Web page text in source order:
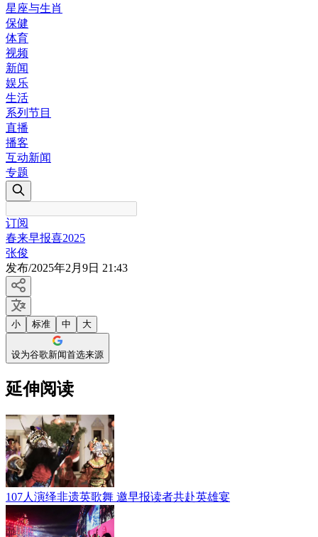
星座与生肖
保健
体育
视频
新闻
娱乐
生活
系列节目
直播
播客
互动新闻
专题
订阅
春来早报喜2025
张俊
发布/2025年2月9日 21:43
小 标准 中 大
设为谷歌新闻首选来源
延伸阅读
107人演绎非遗英歌舞 邀早报读者共赴英雄宴